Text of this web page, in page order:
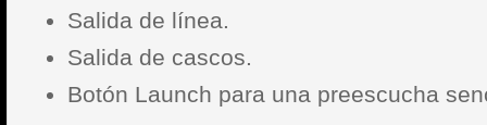
Salida de línea.
Salida de cascos.
Botón Launch para una preescucha